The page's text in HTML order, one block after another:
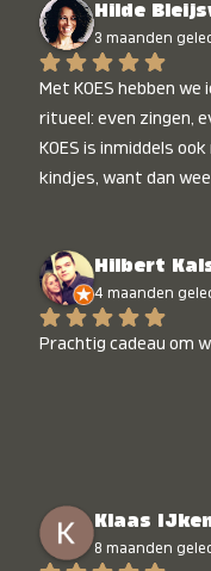
Hilde
3 maanden
Met KOES hebben
ritueel: even zingen,
KOES is inmiddels
kindjes, want dan
Hilbert
4 maanden
Prachtig cadeau om
Klaas
8 maanden